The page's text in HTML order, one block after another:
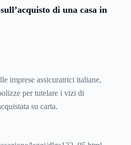
di una casa in
imprese assicuratrici italiane,
per tutelare i vizi di
su carta.